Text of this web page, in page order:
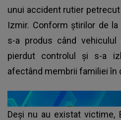
unui accident rutier
Izmir. Conform știrilor de
s-a produs când
pierdut controlul și s-a
afectând membrii familiei în
Deși nu au existat